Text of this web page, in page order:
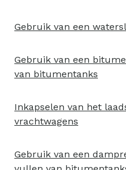
Gebruik van een
Gebruik van een
van bitumentanks
Inkapselen van het
vrachtwagens
Gebruik van een